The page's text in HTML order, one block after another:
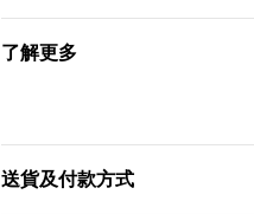
了解更多
送貨及付款方式